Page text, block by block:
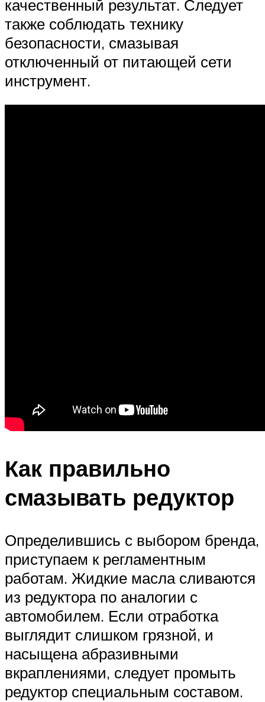
качественный результат. Следует
также соблюдать технику
безопасности, смазывая
отключенный от питающей сети
инструмент.
Как правильно
смазывать редуктор
Определившись с выбором бренда,
приступаем к регламентным
работам. Жидкие масла сливаются
из редуктора по аналогии с
автомобилем. Если отработка
выглядит слишком грязной, и
насыщена абразивными
вкраплениями, следует промыть
редуктор специальным составом.